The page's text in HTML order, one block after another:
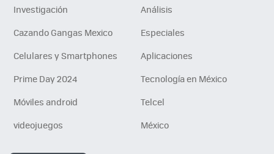
Investigación
Análisis
Cazando Gangas Mexico
Especiales
Celulares y Smartphones
Aplicaciones
Prime Day 2024
Tecnología en México
Móviles android
Telcel
videojuegos
México